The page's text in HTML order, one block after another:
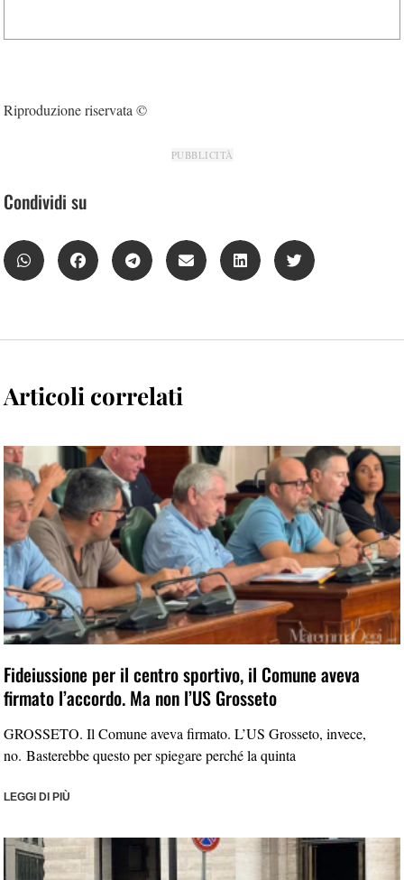
Riproduzione riservata ©
PUBBLICITÀ
Condividi su
Articoli correlati
Fideiussione per il centro sportivo, il Comune aveva
firmato l’accordo. Ma non l’US Grosseto
GROSSETO. Il Comune aveva firmato. L’US Grosseto, invece,
no. Basterebbe questo per spiegare perché la quinta
LEGGI DI PIÙ